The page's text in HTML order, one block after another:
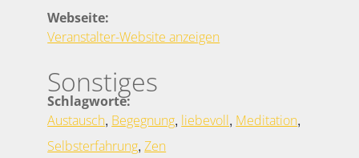
Webseite:
Veranstalter-Website anzeigen
Sonstiges
Schlagworte:
Austausch, Begegnung, liebevoll, Meditation,
Selbsterfahrung, Zen